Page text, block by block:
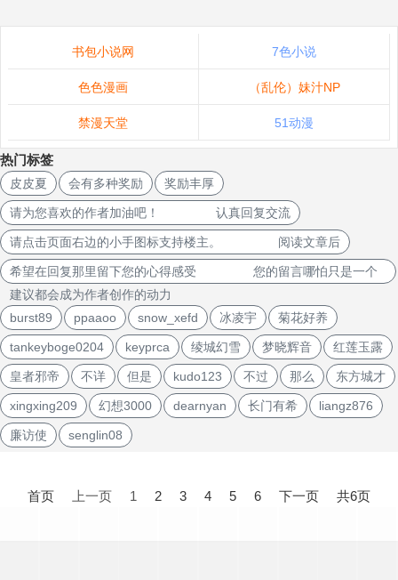
书包小说网 7色小说
色色漫画 （乱伦）妹汁NP
禁漫天堂 51动漫
热门标签
皮皮夏 会有多种奖励 奖励丰厚
请为您喜欢的作者加油吧！ 认真回复交流
请点击页面右边的小手图标支持楼主。 阅读文章后
希望在回复那里留下您的心得感受 您的留言哪怕只是一个
建议都会成为作者创作的动力
burst89
ppaaoo snow_xefd 冰凌宇 菊花好养
tankeyboge0204 keyprca 绫城幻雪 梦晓辉音 红莲玉露
皇者邪帝 不详 但是 kudo123 不过 那么 东方城才
xingxing209 幻想3000 dearnyan 长门有希 liangz876
廉访使 senglin08
首页 上一页 1 2 3 4 5 6 下一页 共6页